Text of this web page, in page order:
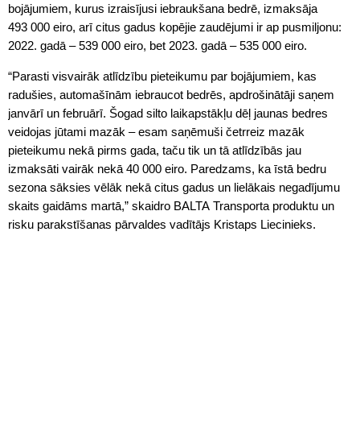
bojājumiem, kurus izraisījusi iebraukšana bedrē, izmaksāja
493 000 eiro, arī citus gadus kopējie zaudējumi ir ap pusmiljonu:
2022. gadā – 539 000 eiro, bet 2023. gadā – 535 000 eiro.
“Parasti visvairāk atlīdzību pieteikumu par bojājumiem, kas
radušies, automašīnām iebraucot bedrēs, apdrošinātāji saņem
janvārī un februārī. Šogad silto laikapstākļu dēļ jaunas bedres
veidojas jūtami mazāk – esam saņēmuši četrreiz mazāk
pieteikumu nekā pirms gada, taču tik un tā atlīdzībās jau
izmaksāti vairāk nekā 40 000 eiro. Paredzams, ka īstā bedru
sezona sāksies vēlāk nekā citus gadus un lielākais negadījumu
skaits gaidāms martā,” skaidro BALTA Transporta produktu un
risku parakstīšanas pārvaldes vadītājs Kristaps Liecinieks.